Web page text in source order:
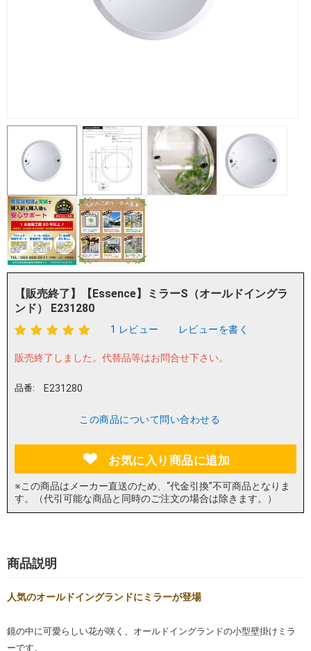
【販売終了】【Essence】ミラーS（オールドイングラ
ンド） E231280
1 レビュー レビューを書く
販売終了しました。 代替品等はお問合せ下さい。
品番: E231280
この商品について問い合わせる
お気に入り商品に追加
※この商品はメーカー直送のため、“代金引換”不可商品となりま
す。（代引可能な商品と同時のご注文の場合は除きます。）
商品説明
人気のオールドイングランドにミラーが登場
鏡の中に可愛らしい花が咲く、オールドイングランドの小型壁掛けミラ
ーです。